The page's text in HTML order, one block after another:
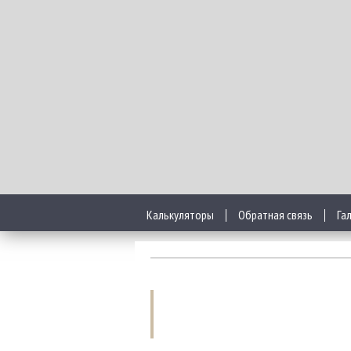
Калькуляторы Обратная связь